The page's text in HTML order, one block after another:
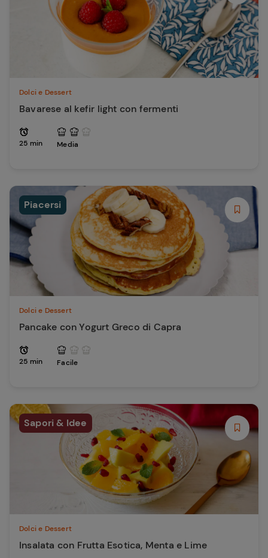
Dolci e Dessert
Bavarese al kefir light con fermenti
25 min Media
Piacersi
Dolci e Dessert
Pancake con Yogurt Greco di Capra
25 min Facile
Sapori & Idee
Dolci e Dessert
Insalata con Frutta Esotica, Menta e Lime